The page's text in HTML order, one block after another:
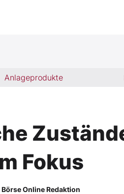
Anlageprodukte
Ausgabe BÖRSE ONLINE lesen
Fokus
Börse Online Redaktion